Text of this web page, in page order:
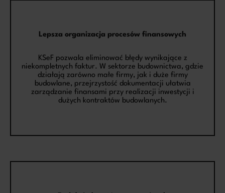
Lepsza organizacja procesów finansowych
KSeF pozwala eliminować błędy wynikające z
niekompletnych faktur. W sektorze budownictwa, gdzie
działają zarówno małe firmy, jak i duże firmy
budowlane, przejrzystość dokumentacji ułatwia
zarządzanie finansami przy realizacji inwestycji i
dużych kontraktów budowlanych.